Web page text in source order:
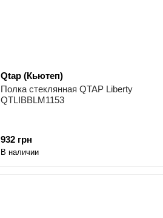
Qtap (Кьютеп)
Полка стеклянная QTAP Liberty
QTLIBBLM1153
932 грн
В наличии